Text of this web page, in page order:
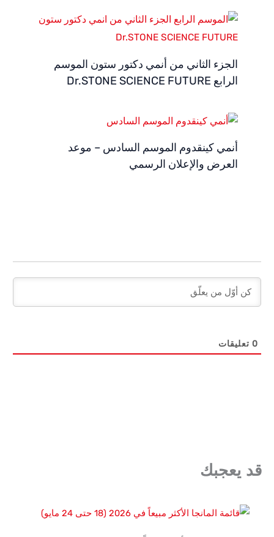
الجزء الثاني من أنمي دكتور ستون الموسم
الرابع Dr.STONE SCIENCE FUTURE
أنمي كينقدوم الموسم السادس – موعد
العرض والإعلان الرسمي
0 تعليقات
قد يعجبك